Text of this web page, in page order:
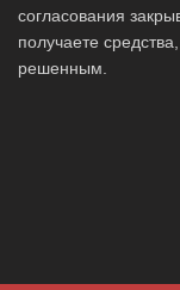
согласования
получаете
решенным.